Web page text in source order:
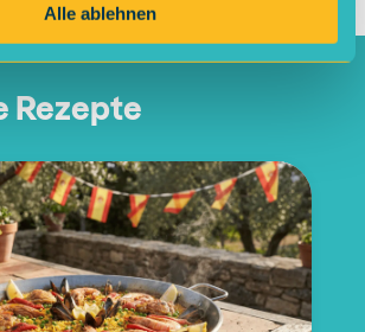
Alle ablehnen
Rezepte